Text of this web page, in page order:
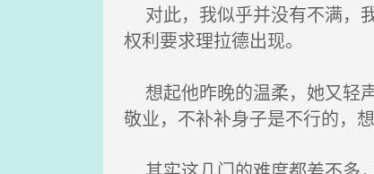
对此，我似乎并没有不满，
权利要求理拉德出现。
想起他昨晚的温柔，她又轻
敬业，不补补身子是不行的，